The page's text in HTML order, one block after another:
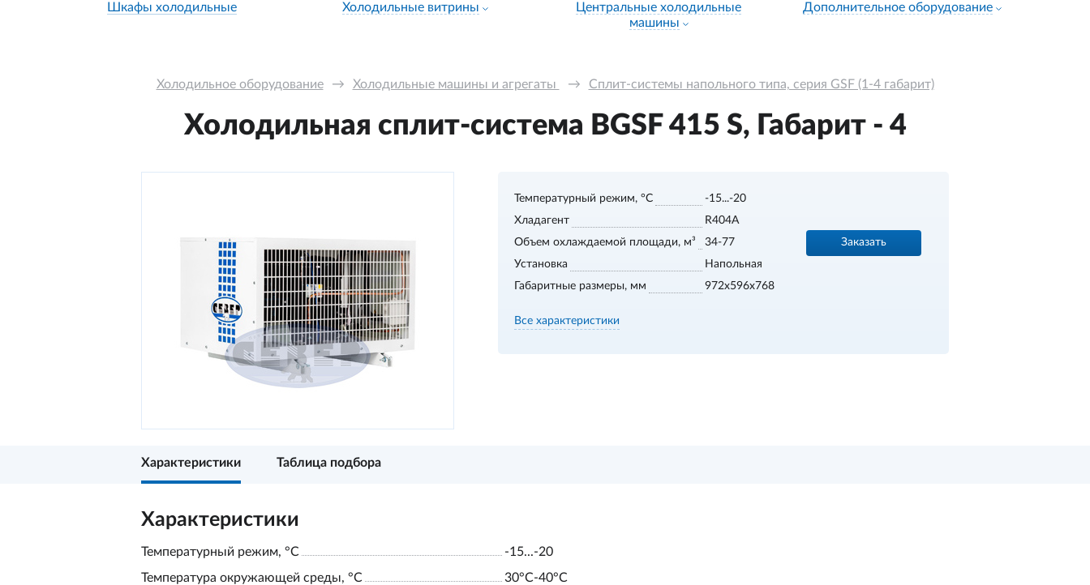
Шкафы холодильные Холодильные витрины
Центральные холодильные
машины
Дополнительное оборудование
Холодильное оборудование → Холодильные машины и агрегаты → Сплит-системы напольного типа, серия GSF (1-4 габарит)
Холодильная сплит-система BGSF 415 S, Габарит - 4
Температурный режим, °С
-15...-20
Хладагент
R404A
Объем охлаждаемой площади, м³
34-77
Установка
Напольная
Габаритные размеры, мм
972x596x768
Заказать
Все характеристики
Характеристики Таблица подбора
Характеристики
Температурный режим, °С
-15...-20
Температура окружающей среды, °С
30°С-40°С